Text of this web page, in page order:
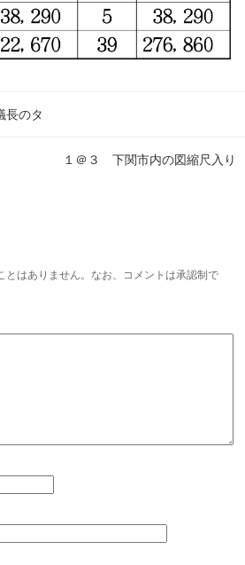
長のタ
１＠３ 下関市内の図縮尺入り
とはありません。なお、コメントは承認制で